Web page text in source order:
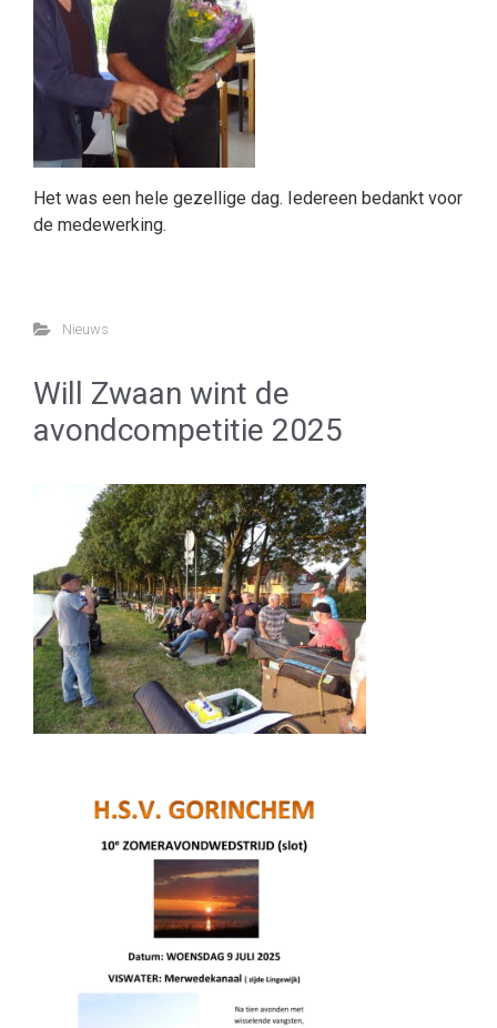
Het was een hele gezellige dag. Iedereen bedankt voor
de medewerking.
Nieuws
Will Zwaan wint de
avondcompetitie 2025